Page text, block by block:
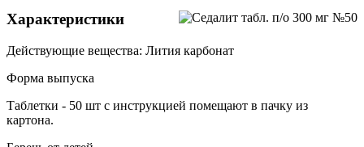
Характеристики
Действующие вещества: Лития карбонат
Форма выпуска
Таблетки - 50 шт с инструкцией помещают в пачку из
картона.